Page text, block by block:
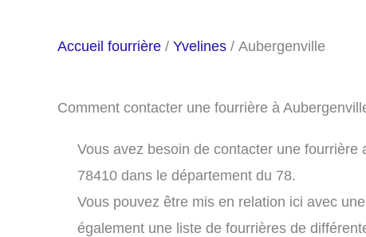
Accueil fourrière / Yvelines / Aubergenville
Comment contacter une fourrière à
Vous avez besoin de contacter une fourrière
78410 dans le département du 78.
Vous pouvez être mis en relation ici avec
également une liste de fourrières de